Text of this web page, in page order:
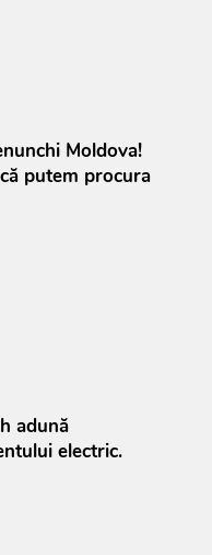
Moldova!
putem procura
adună
electric.